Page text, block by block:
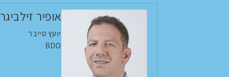
אופיר זילביגר
יועץ סייבר
BDO